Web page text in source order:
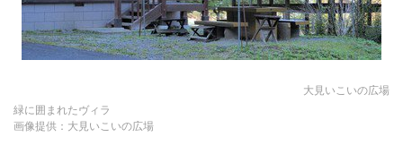
大見いこいの広場
緑に囲まれたヴィラ
画像提供：大見いこいの広場